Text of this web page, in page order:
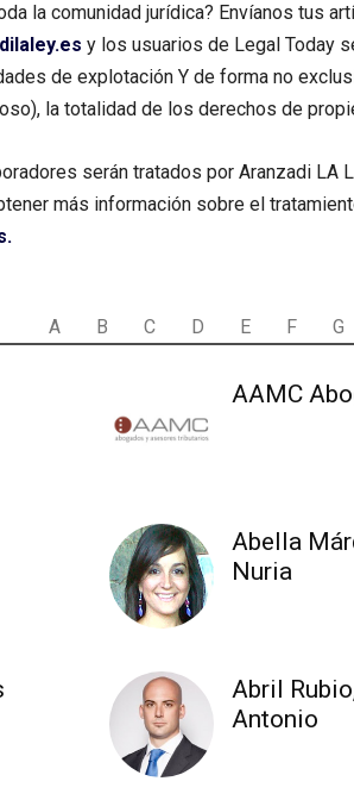
la comunidad jurídica? Envíanos tus
y los usuarios de Legal Today
de explotación Y de forma no
la totalidad de los derechos de
serán tratados por Aranzadi LA
más información sobre el
A B C D E F G
AAMC
Abella
Nuria
Abril
Antonio